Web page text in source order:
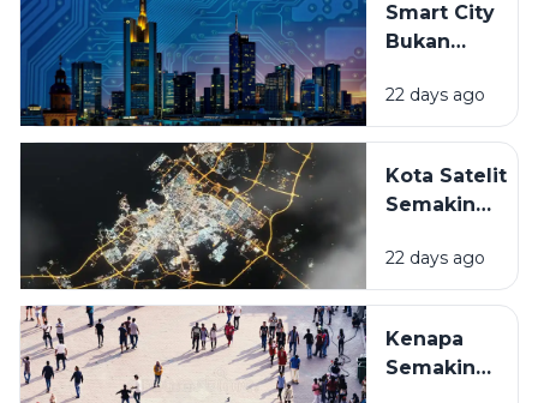
Gaya Hidup
Masyarakat?
Smart City
Bukan
Kota
Canggih,
Bedanya
dengan
Biasa?
22 days ago
Kota Satelit
Semakin
Benarkah
Jadi Solusi
dan
Kepadatan?
22 days ago
Kenapa
Semakin